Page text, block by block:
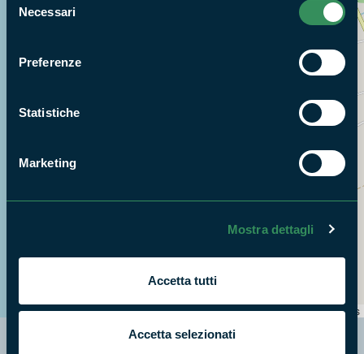
delNecessari
Preferenze
Statistiche
Marketing
Mostra dettagli
Accetta tutti
Accetta selezionati
Leaflet|©OpenStreetMapcontributors